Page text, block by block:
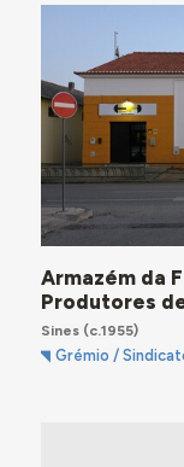
Armazém da
Produtores
Sines(c.1955)
Grémio /